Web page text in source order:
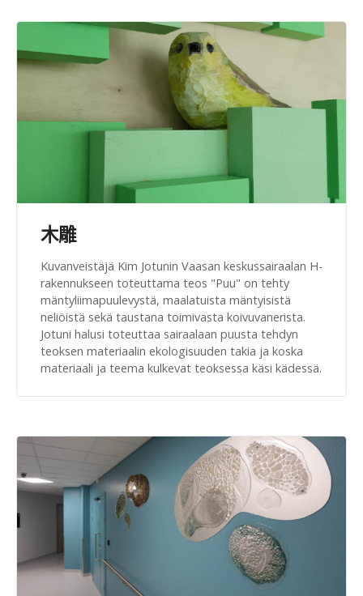
木雕
Kuvanveistäjä Kim Jotunin Vaasan keskussairaalan H-
rakennukseen toteuttama teos "Puu" on tehty
mäntyliimapuulevystä, maalatuista mäntyisistä
neliöistä sekä taustana toimivasta koivuvanerista.
Jotuni halusi toteuttaa sairaalaan puusta tehdyn
teoksen materiaalin ekologisuuden takia ja koska
materiaali ja teema kulkevat teoksessa käsi kädessä.